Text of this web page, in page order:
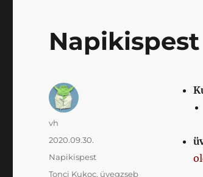
Napikispest
Szerző
vh
Közzétéve
2020.09.30.
Kategória
Napikispest
Címke
Tonci Kukoc, üvegzseb